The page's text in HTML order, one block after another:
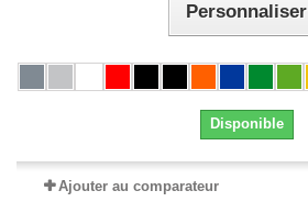
Personnaliser
Disponible
Ajouter au comparateur